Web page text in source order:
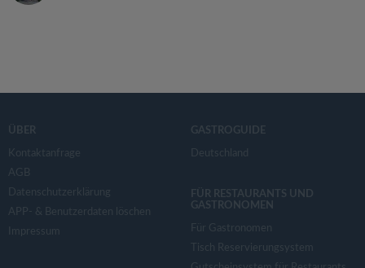
ÜBER
Kontaktanfrage
AGB
Datenschutzerklärung
APP- & Benutzerdaten löschen
Impressum
GASTROGUIDE
Deutschland
FÜR RESTAURANTS UND
GASTRONOMEN
Für Gastronomen
Tisch Reservierungsystem